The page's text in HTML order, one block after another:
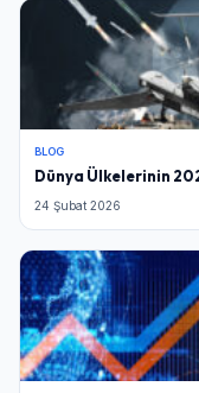
BLOG
Dünya Ülkelerinin
24 Şubat 2026